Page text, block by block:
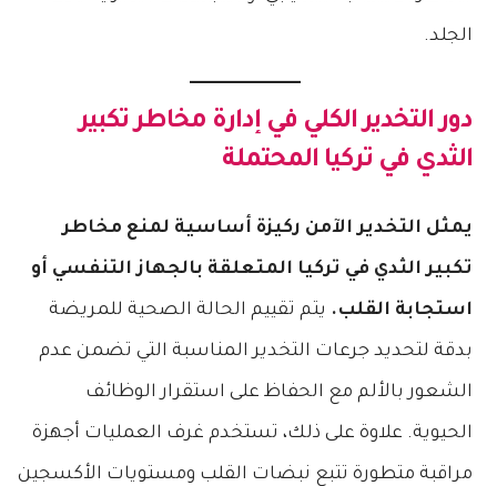
الجلد.
دور التخدير الكلي في إدارة مخاطر تكبير
الثدي في تركيا المحتملة
يمثل التخدير الآمن ركيزة أساسية لمنع مخاطر
تكبير الثدي في تركيا المتعلقة بالجهاز التنفسي أو
استجابة القلب. يتم تقييم الحالة الصحية للمريضة
بدقة لتحديد جرعات التخدير المناسبة التي تضمن عدم
الشعور بالألم مع الحفاظ على استقرار الوظائف
الحيوية. علاوة على ذلك، تستخدم غرف العمليات أجهزة
مراقبة متطورة تتبع نبضات القلب ومستويات الأكسجين